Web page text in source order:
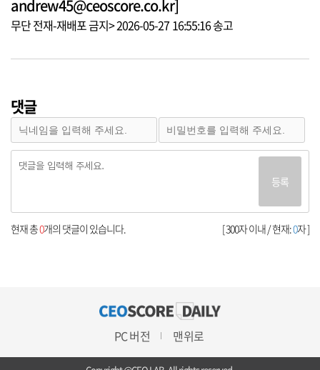
andrew45@ceoscore.co.kr]
무단 전재-재배포 금지> 2026-05-27 16:55:16 송고
댓글
등록
[ 300자 이내 / 현재:0자 ]
현재 총0개의 댓글이 있습니다.
PC 버전 맨위로